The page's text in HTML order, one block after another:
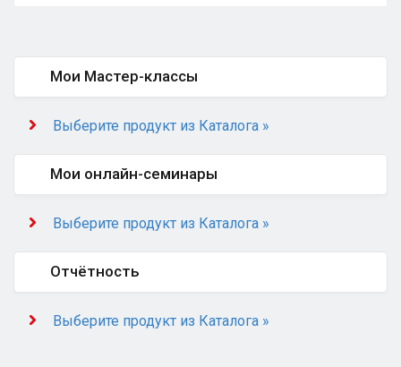
Мои Мастер-классы
Выберите продукт из Каталога »
Мои онлайн-семинары
Выберите продукт из Каталога »
Отчётность
Выберите продукт из Каталога »